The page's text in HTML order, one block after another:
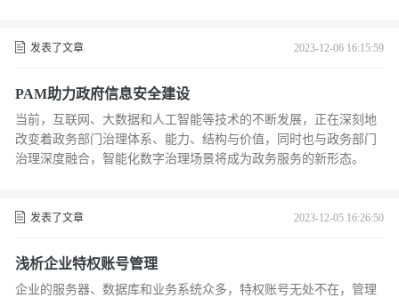
发表了文章 2023-12-06 16:15:59
PAM助力政府信息安全建设
当前，互联网、大数据和人工智能等技术的不断发展，正在深刻地
改变着政务部门治理体系、能力、结构与价值，同时也与政务部门
治理深度融合，智能化数字治理场景将成为政务服务的新形态。
发表了文章 2023-12-05 16:26:50
浅析企业特权账号管理
企业的服务器、数据库和业务系统众多，特权账号无处不在，管理